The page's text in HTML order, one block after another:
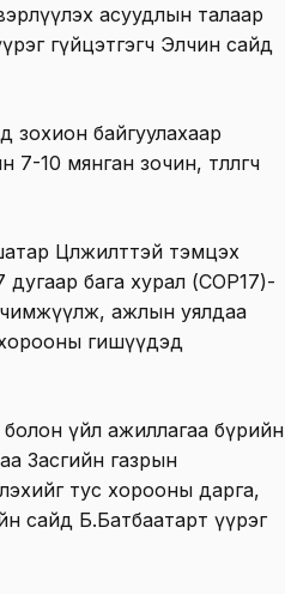
асуудлын талаар
гүйцэтгэгч Элчин сайд
зохион байгуулахаар
мянган зочин, төлөөлөгч
Цөлжилттэй тэмцэх
бага хурал (COP17)-
ажлын уялдаа
гишүүдэд
үйл ажиллагаа бүрийн
Засгийн газрын
тус хорооны дарга,
сайд Б.Батбаатарт үүрэг